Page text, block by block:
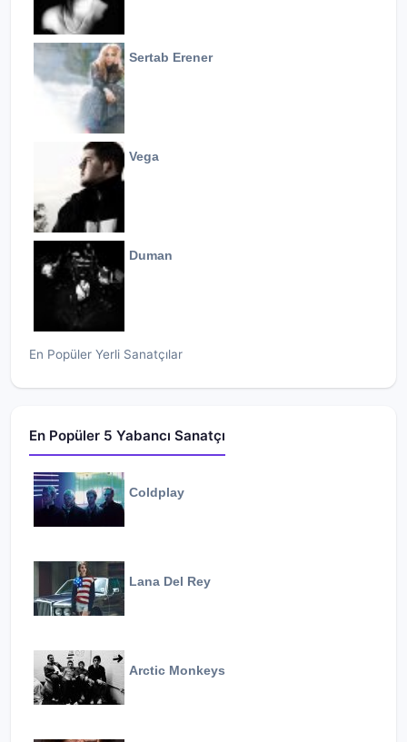
Sertab Erener
Vega
Duman
En Popüler Yerli Sanatçılar
En Popüler 5 Yabancı Sanatçı
Coldplay
Lana Del Rey
Arctic Monkeys